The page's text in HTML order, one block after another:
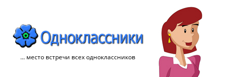
... место встречи всех одноклассников